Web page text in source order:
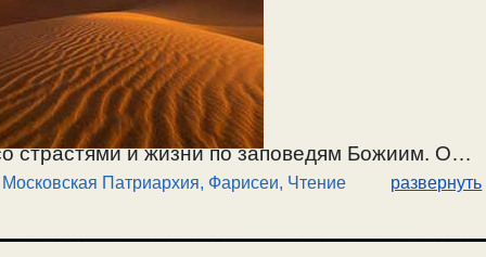
страстями и жизни по заповедям Божиим. О
1917г, так придут к антихристу. О
добра по естеству. Об искаженном
Московская Патриархия, Фарисеи, Чтение
развернуть